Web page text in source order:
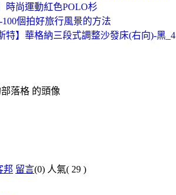
時尚運動紅色POLO杉
個拍好旅行風景的方法
特】華格納三段式調整沙發床(右向)-黑_4
邦 留言(0) 人氣( 29 )